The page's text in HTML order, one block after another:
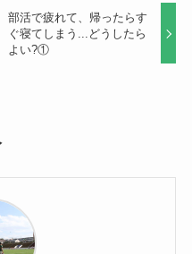
部活で疲れて、帰ったらす
ぐ寝てしまう...どうしたら
よい?①